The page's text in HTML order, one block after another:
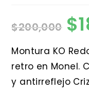
$200,000
El
$
Montura KO
retro en Monel.
y antirreflejo